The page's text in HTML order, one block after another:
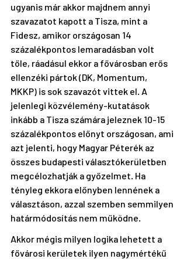
ugyanis már akkor majdnem annyi
szavazatot kapott a Tisza, mint a
Fidesz, amikor országosan 14
százalékpontos lemaradásban volt
tőle, ráadásul ekkor a fővárosban erős
ellenzéki pártok (DK, Momentum,
MKKP) is sok szavazót vittek el. A
jelenlegi közvélemény-kutatások
inkább a Tisza számára jeleznek 10-15
százalékpontos előnyt országosan, ami
azt jelenti, hogy Magyar Péterék az
összes budapesti választókerületben
megcélozhatják a győzelmet. Ha
tényleg ekkora előnyben lennének a
választáson, azzal szemben semmilyen
határmódosítás nem működne.
Akkor mégis milyen logika lehetett a
fővárosi kerületek ilyen nagymértékű